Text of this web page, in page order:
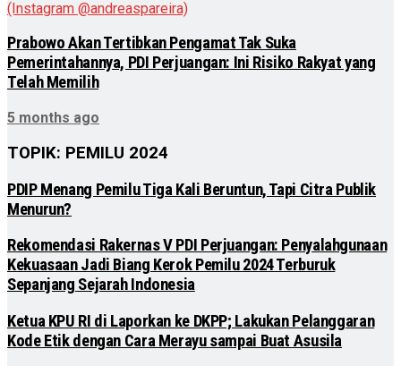
Prabowo Akan Tertibkan Pengamat Tak Suka
Pemerintahannya, PDI Perjuangan: Ini Risiko Rakyat yang
Telah Memilih
5 months ago
TOPIK: PEMILU 2024
PDIP Menang Pemilu Tiga Kali Beruntun, Tapi Citra Publik
Menurun?
Rekomendasi Rakernas V PDI Perjuangan: Penyalahgunaan
Kekuasaan Jadi Biang Kerok Pemilu 2024 Terburuk
Sepanjang Sejarah Indonesia
Ketua KPU RI di Laporkan ke DKPP; Lakukan Pelanggaran
Kode Etik dengan Cara Merayu sampai Buat Asusila